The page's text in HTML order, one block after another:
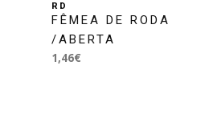
RD
FÊMEA DE RODA
/ABERTA
1,46€